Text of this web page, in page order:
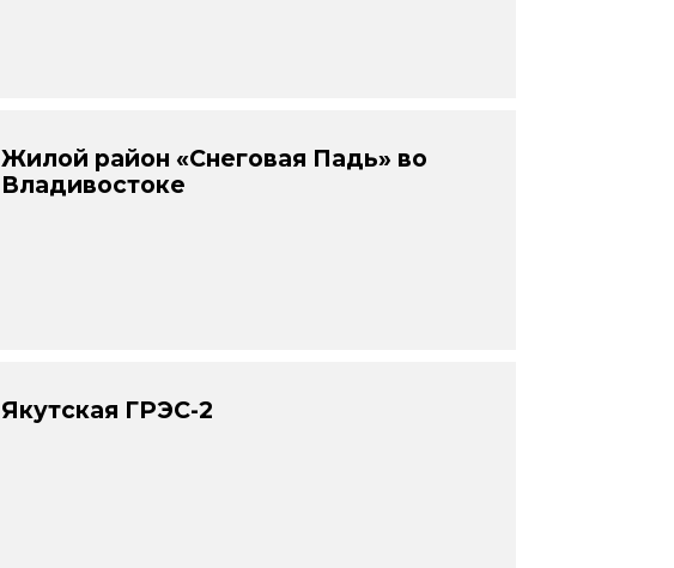
Жилой район «Снеговая Падь» во
Владивостоке
Якутская ГРЭС-2